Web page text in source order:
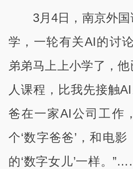
3月4日，南京外
学，一轮有关AI的讨
弟弟马上上小学了，
人课程，比我先接触
爸在一家AI公司工作
个‘数字爸爸’，和电
的‘数字女儿’一样。